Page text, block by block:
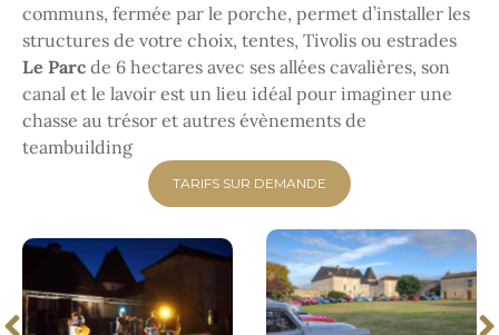
communs, fermée par le porche, permet d’installer les
structures de votre choix, tentes, Tivolis ou estrades
Le Parc de 6 hectares avec ses allées cavalières, son
canal et le lavoir est un lieu idéal pour imaginer une
chasse au trésor et autres évènements de
teambuilding
TARIFS SUR DEMANDE